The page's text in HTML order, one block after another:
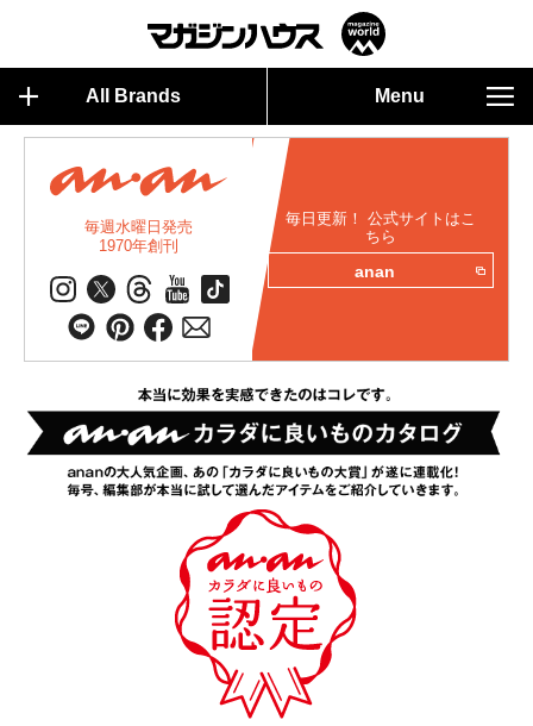
All Brands Menu
毎週水曜日発売
1970年創刊
毎日更新！ 公式サイトはこ
ちら
anan